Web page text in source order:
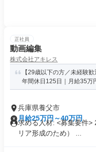
正社員
動画編集
株式会社アキレス
【29歳以下の方／未経験
年間休日125日｜月給35万
兵庫県養父市
月給25万円～40万円
求める人材: <募集要件>
リア形成のため） ...